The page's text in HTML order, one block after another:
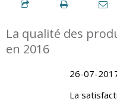
La qualité des
en 2016
26-07-
La